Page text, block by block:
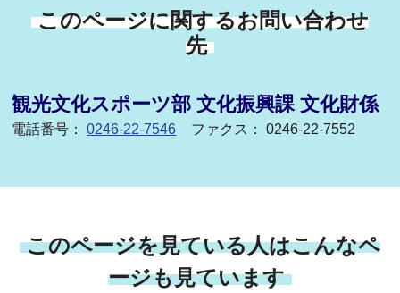
このページに関するお問い合わせ
先
観光文化スポーツ部 文化振興課 文化財係
電話番号：0246-22-7546 ファクス： 0246-22-7552
このページを見ている人はこんなペ
ージも見ています